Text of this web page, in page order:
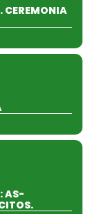
CEREMONIA
AS-